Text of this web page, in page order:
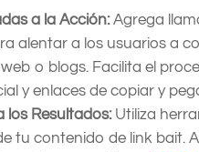
a la Acción:Agrega
alentar a los usuarios a
o blogs. Facilita el
y enlaces de copiar y
los Resultados:Utiliza
tu contenido de link bait.